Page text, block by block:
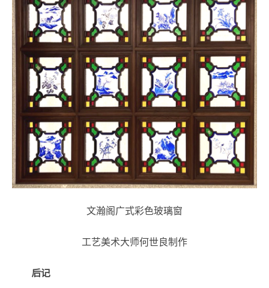
文瀚阁广式彩色玻璃窗
工艺美术大师何世良制作
后记